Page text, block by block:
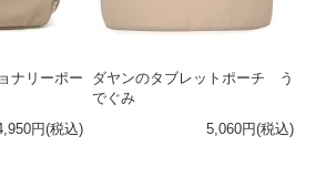
ナリーポー
円(税込)
ダヤンのタブレットポーチ う
でぐみ
5,060円(税込)